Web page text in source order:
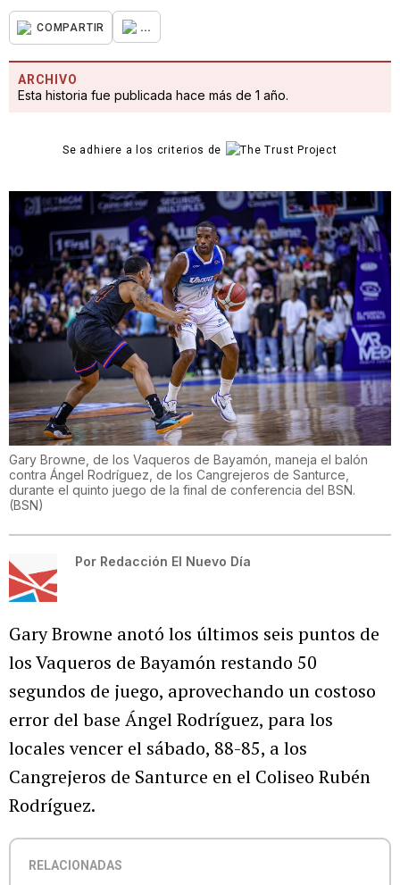
COMPARTIR ...
ARCHIVO
Esta historia fue publicada hace más de 1 año.
Se adhiere a los criterios de
Gary Browne, de los Vaqueros de Bayamón, maneja el balón
contra Ángel Rodríguez, de los Cangrejeros de Santurce,
durante el quinto juego de la final de conferencia del BSN.
(BSN)
Por Redacción El Nuevo Día
Gary Browne anotó los últimos seis puntos de
los Vaqueros de Bayamón restando 50
segundos de juego, aprovechando un costoso
error del base Ángel Rodríguez, para los
locales vencer el sábado, 88-85, a los
Cangrejeros de Santurce en el Coliseo Rubén
Rodríguez.
RELACIONADAS